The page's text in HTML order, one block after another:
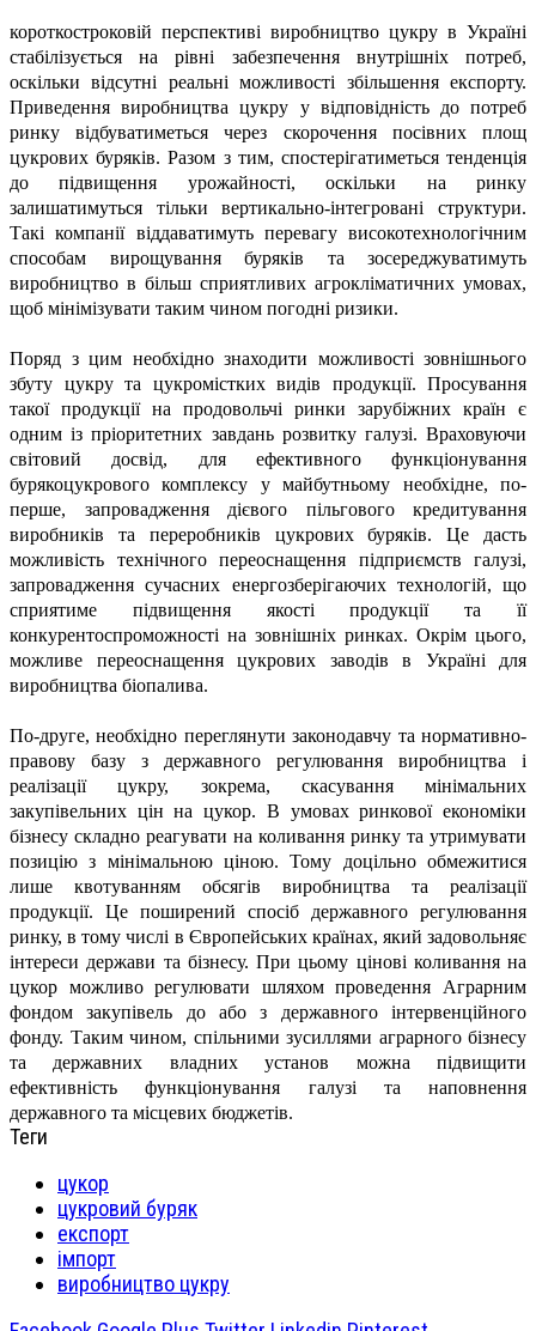
короткостроковій перспективі виробництво цукру в Україні
стабілізується на рівні забезпечення внутрішніх потреб,
оскільки відсутні реальні можливості збільшення експорту.
Приведення виробництва цукру у відповідність до потреб
ринку відбуватиметься через скорочення посівних площ
цукрових буряків. Разом з тим, спостерігатиметься тенденція
до підвищення урожайності, оскільки на ринку
залишатимуться тільки вертикально-інтегровані структури.
Такі компанії віддаватимуть перевагу високотехнологічним
способам вирощування буряків та зосереджуватимуть
виробництво в більш сприятливих агрокліматичних умовах,
щоб мінімізувати таким чином погодні ризики.
Поряд з цим необхідно знаходити можливості зовнішнього
збуту цукру та цукромістких видів продукції. Просування
такої продукції на продовольчі ринки зарубіжних країн є
одним із пріоритетних завдань розвитку галузі. Враховуючи
світовий досвід, для ефективного функціонування
бурякоцукрового комплексу у майбутньому необхідне, по-
перше, запровадження дієвого пільгового кредитування
виробників та переробників цукрових буряків. Це дасть
можливість технічного переоснащення підприємств галузі,
запровадження сучасних енергозберігаючих технологій, що
сприятиме підвищення якості продукції та її
конкурентоспроможності на зовнішніх ринках. Окрім цього,
можливе переоснащення цукрових заводів в Україні для
виробництва біопалива.
По-друге, необхідно переглянути законодавчу та нормативно-
правову базу з державного регулювання виробництва і
реалізації цукру, зокрема, скасування мінімальних
закупівельних цін на цукор. В умовах ринкової економіки
бізнесу складно реагувати на коливання ринку та утримувати
позицію з мінімальною ціною. Тому доцільно обмежитися
лише квотуванням обсягів виробництва та реалізації
продукції. Це поширений спосіб державного регулювання
ринку, в тому числі в Європейських країнах, який задовольняє
інтереси держави та бізнесу. При цьому цінові коливання на
цукор можливо регулювати шляхом проведення Аграрним
фондом закупівель до або з державного інтервенційного
фонду. Таким чином, спільними зусиллями аграрного бізнесу
та державних владних установ можна підвищити
ефективність функціонування галузі та наповнення
державного та місцевих бюджетів.
Теги
цукор
цукровий буряк
експорт
імпорт
виробництво цукру